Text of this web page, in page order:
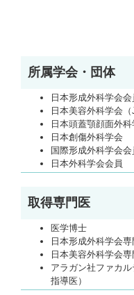
所属学会・団体
日本形成外科学会会
日本美容外科学会
日本頭蓋顎顔面外科
日本創傷外科学会
国際形成外科学会会
日本外科学会会員
取得専門医
医学博士
日本形成外科学会
日本美容外科学会
アラガン社ファカ
指導医）